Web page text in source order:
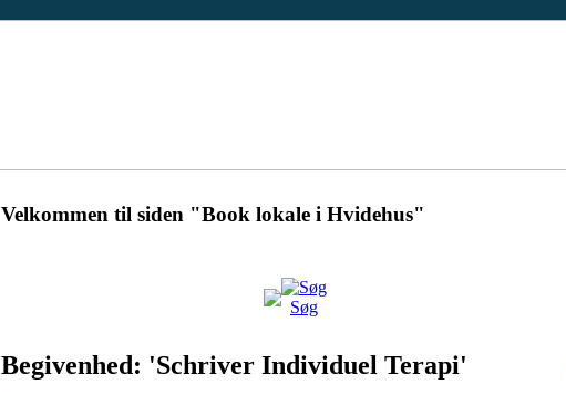
Velkommen til siden "Book lokale i Hvidehus"
Søg
Begivenhed: 'Schriver Individuel Terapi'